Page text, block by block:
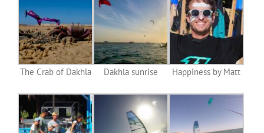
The Crab of Dakhla Dakhla sunrise Happiness by Matt